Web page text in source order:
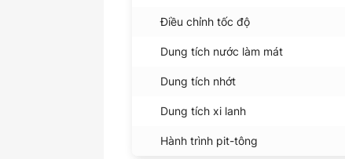
Điều chỉnh tốc độ
Dung tích nước làm mát
Dung tích nhớt
Dung tích xi lanh
Hành trình pit-tông